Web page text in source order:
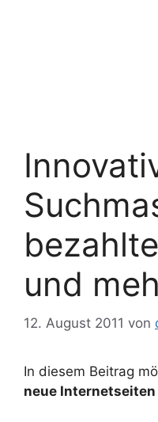
und
12. August 2011 von
In diesem Beitrag
neue Internetseiten